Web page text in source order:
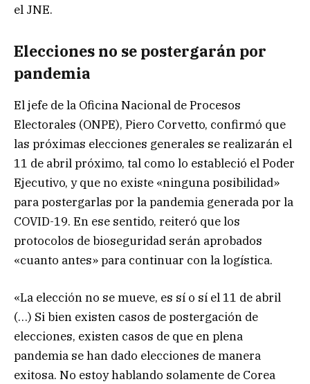
el JNE.
Elecciones no se postergarán por
pandemia
El jefe de la Oficina Nacional de Procesos
Electorales (ONPE), Piero Corvetto, confirmó que
las próximas elecciones generales se realizarán el
11 de abril próximo, tal como lo estableció el Poder
Ejecutivo, y que no existe «ninguna posibilidad»
para postergarlas por la pandemia generada por la
COVID-19. En ese sentido, reiteró que los
protocolos de bioseguridad serán aprobados
«cuanto antes» para continuar con la logística.
«La elección no se mueve, es sí o sí el 11 de abril
(…) Si bien existen casos de postergación de
elecciones, existen casos de que en plena
pandemia se han dado elecciones de manera
exitosa. No estoy hablando solamente de Corea